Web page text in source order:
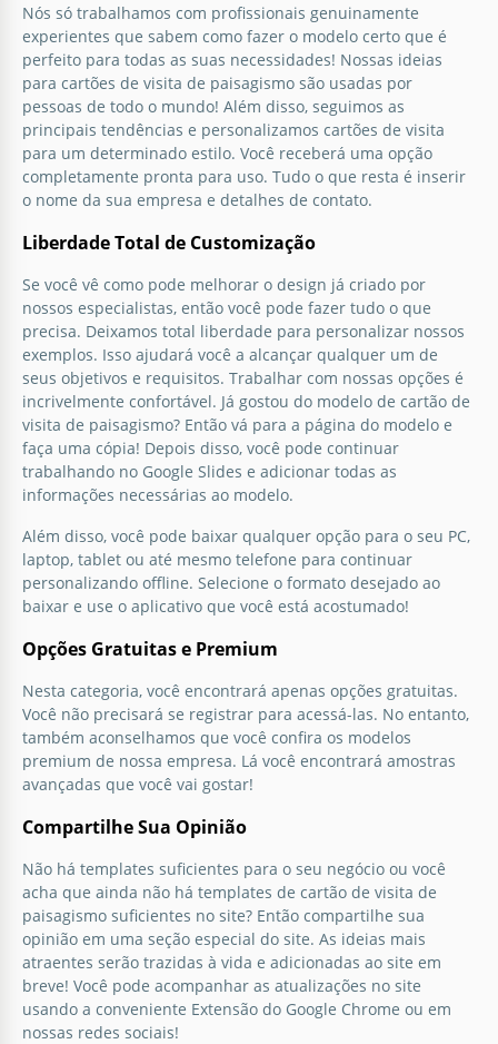
Nós só trabalhamos com profissionais genuinamente
experientes que sabem como fazer o modelo certo que é
perfeito para todas as suas necessidades! Nossas ideias
para cartões de visita de paisagismo são usadas por
pessoas de todo o mundo! Além disso, seguimos as
principais tendências e personalizamos cartões de visita
para um determinado estilo. Você receberá uma opção
completamente pronta para uso. Tudo o que resta é inserir
o nome da sua empresa e detalhes de contato.
Liberdade Total de Customização
Se você vê como pode melhorar o design já criado por
nossos especialistas, então você pode fazer tudo o que
precisa. Deixamos total liberdade para personalizar nossos
exemplos. Isso ajudará você a alcançar qualquer um de
seus objetivos e requisitos. Trabalhar com nossas opções é
incrivelmente confortável. Já gostou do modelo de cartão de
visita de paisagismo? Então vá para a página do modelo e
faça uma cópia! Depois disso, você pode continuar
trabalhando no Google Slides e adicionar todas as
informações necessárias ao modelo.
Além disso, você pode baixar qualquer opção para o seu PC,
laptop, tablet ou até mesmo telefone para continuar
personalizando offline. Selecione o formato desejado ao
baixar e use o aplicativo que você está acostumado!
Opções Gratuitas e Premium
Nesta categoria, você encontrará apenas opções gratuitas.
Você não precisará se registrar para acessá-las. No entanto,
também aconselhamos que você confira os modelos
premium de nossa empresa. Lá você encontrará amostras
avançadas que você vai gostar!
Compartilhe Sua Opinião
Não há templates suficientes para o seu negócio ou você
acha que ainda não há templates de cartão de visita de
paisagismo suficientes no site? Então compartilhe sua
opinião em uma seção especial do site. As ideias mais
atraentes serão trazidas à vida e adicionadas ao site em
breve! Você pode acompanhar as atualizações no site
usando a conveniente Extensão do Google Chrome ou em
nossas redes sociais!